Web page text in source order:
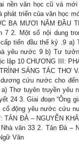
nền văn học cũ và
phát triển của văn học
BA MƯƠI NĂM ĐẦU
7 2. Một số nội dung
tiến đầu thế kỷ .9 a)
yêu nước 9 b) Tư
lập 10 CHƯƠNG III:
SÁNG TÁC THƠ
cứu nước cho đến
a) Thơ tuyên truyền
24 3. Giai đoạn “Ông
cổ động yêu nước cứu
TẢN ĐÀ – NGUYỄN
văn 33 2. Tản Đà –
Văn